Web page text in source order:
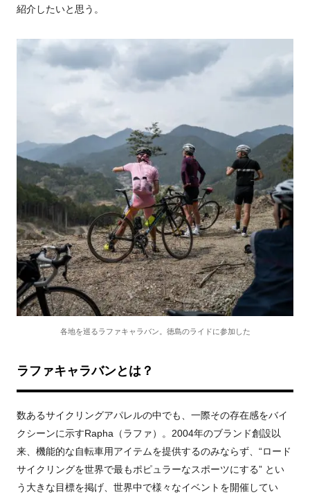
紹介したいと思う。
各地を巡るラファキャラバン。徳島のライドに参加した
ラファキャラバンとは？
数あるサイクリングアパレルの中でも、一際その存在感をバイ
クシーンに示すRapha（ラファ）。2004年のブランド創設以
来、機能的な自転車用アイテムを提供するのみならず、“ロード
サイクリングを世界で最もポピュラーなスポーツにする” とい
う大きな目標を掲げ、世界中で様々なイベントを開催してい